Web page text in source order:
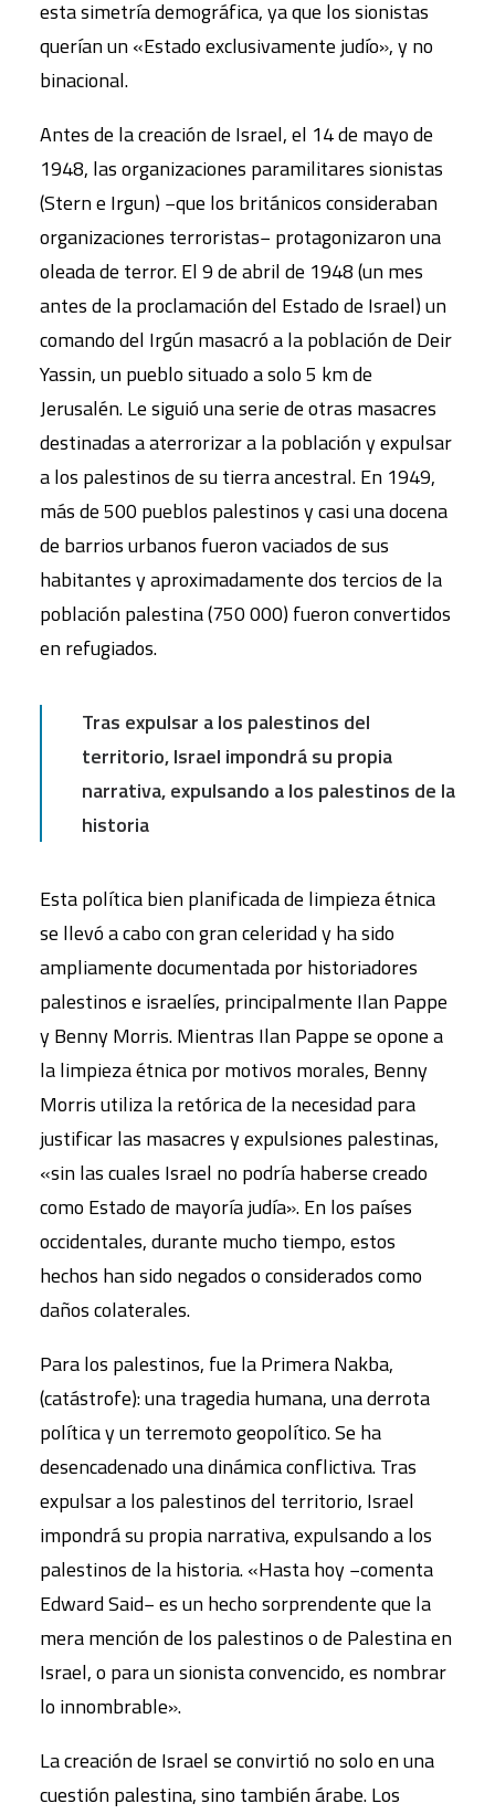
esta simetría demográfica, ya que los sionistas
querían un «Estado exclusivamente judío», y no
binacional.
Antes de la creación de Israel, el 14 de mayo de
1948, las organizaciones paramilitares sionistas
(Stern e Irgun) −que los británicos consideraban
organizaciones terroristas− protagonizaron una
oleada de terror. El 9 de abril de 1948 (un mes
antes de la proclamación del Estado de Israel) un
comando del Irgún masacró a la población de Deir
Yassin, un pueblo situado a solo 5 km de
Jerusalén. Le siguió una serie de otras masacres
destinadas a aterrorizar a la población y expulsar
a los palestinos de su tierra ancestral. En 1949,
más de 500 pueblos palestinos y casi una docena
de barrios urbanos fueron vaciados de sus
habitantes y aproximadamente dos tercios de la
población palestina (750 000) fueron convertidos
en refugiados.
Tras expulsar a los palestinos del
territorio, Israel impondrá su propia
narrativa, expulsando a los palestinos de la
historia
Esta política bien planificada de limpieza étnica
se llevó a cabo con gran celeridad y ha sido
ampliamente documentada por historiadores
palestinos e israelíes, principalmente Ilan Pappe
y Benny Morris. Mientras Ilan Pappe se opone a
la limpieza étnica por motivos morales, Benny
Morris utiliza la retórica de la necesidad para
justificar las masacres y expulsiones palestinas,
«sin las cuales Israel no podría haberse creado
como Estado de mayoría judía». En los países
occidentales, durante mucho tiempo, estos
hechos han sido negados o considerados como
daños colaterales.
Para los palestinos, fue la Primera Nakba,
(catástrofe): una tragedia humana, una derrota
política y un terremoto geopolítico. Se ha
desencadenado una dinámica conflictiva. Tras
expulsar a los palestinos del territorio, Israel
impondrá su propia narrativa, expulsando a los
palestinos de la historia. «Hasta hoy −comenta
Edward Said− es un hecho sorprendente que la
mera mención de los palestinos o de Palestina en
Israel, o para un sionista convencido, es nombrar
lo innombrable».
La creación de Israel se convirtió no solo en una
cuestión palestina, sino también árabe. Los